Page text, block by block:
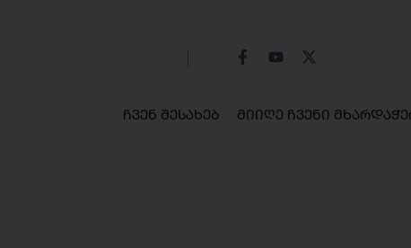
ჩვენ შესახებ მიიღე ჩვენი